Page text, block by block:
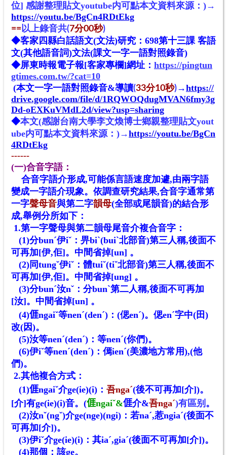
位] 感謝整理貼文youtube内可點本文資料來源：)→
https://youtu.be/BgCn4RDtEkg
==以上錄音共(7分00秒)
◆客家四縣白話語文(文法)研究：698第十三課 客語
文(其他語音詞)文法(課文一字一語對照錄音)
◆屏東時報電子報[客家專欄]網址 ： https://pingtun
gtimes.com.tw/?cat=10
(本文一字一語對照錄音&導讀(33分10秒)→https://
drive.google.com/file/d/1RQWOQdugMVAN6fmy3g
Dd-oEXKuVMdL2d/view?usp=sharing
◆本文(感謝台南大學李文煥博士鄉親整理貼文yout
ube内可點本文資料來源：)→https://youtu.be/BgCn
4RDtEkg
------
(一)合音字語：
合音字語介形成,可能係言語速度加遽,由兩字語
變成一字語介現象。依調查研究結果,合音字通常第
一字聲母音與第二字韻母(全部或尾韻音)的結合形
成,舉例分所如下：
1.第一字聲母與第二韻母尾音介複合音字：
(1)分bunˊ伊iˇ：畀biˋ(buiˋ北部音)第三人稱,後面不
可再加[伊,佢]。中間省掉[un] 。
(2)同tungˇ伊iˇ：體tuiˇ(tiˇ北部音)第三人稱,後面不
可再加[伊,佢]。中間省掉[ung] 。
(3)分bunˊ汝nˇ：分bunˋ第二人稱,後面不可再加
[汝]。中間省掉[un] 。
(4)𠊎ngaiˇ等nenˊ(denˊ)：(偲enˊ)。偲enˊ字中(田)
改(因)。
(5)汝等nenˊ(denˊ)：等nenˊ(你們)。
(6)伊iˇ等nenˊ(denˊ)：傿ienˊ(美濃地方常用),(他
們)。
2.其他複合方式：
(1)𠊎ngaiˇ介ge(ie)(i)： 吾ngaˊ(後不可再加[介])。
[介]有ge(ie)(i)音。(𠊎ngaiˇ&𠊎介&吾ngaˊ)有區别 。
(2)汝nˇ(ngˇ)介ge(nge)(ngi)：若naˊ,惹ngiaˊ(後面不
可再加[介])。
(3)伊iˇ介ge(ie)(i)：其iaˊ,giaˊ(後面不可再加[介])。
(4)那個：該ge。